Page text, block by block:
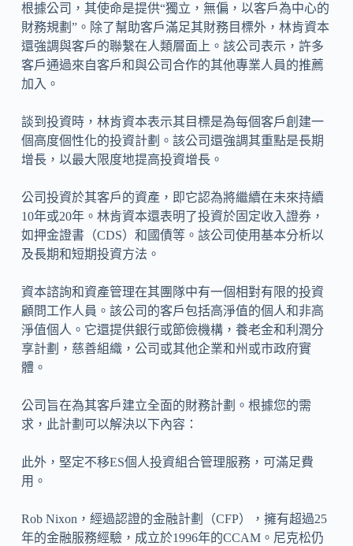
根據公司，其使命是提供“獨立，無偏，以客戶為中心的
財務規劃”。除了幫助客戶滿足其財務目標外，林肯資本
還強調與客戶的聯繫在人類層面上。該公司表示，許多
客戶通過來自客戶和與公司合作的其他專業人員的推薦
加入。
談到投資時，林肯資本表示其目標是為每個客戶創建一
個高度個性化的投資計劃。該公司還強調其重點是長期
增長，以最大限度地提高投資增長。
公司投資於其客戶的資產，即它認為將繼續在未來持續
10年或20年。林肯資本還表明了投資於固定收入證券，
如押金證書（CDS）和國債等。該公司使用基本分析以
及長期和短期投資方法。
資本諮詢和資產管理在其團隊中有一個相對有限的投資
顧問工作人員。該公司的客戶包括高淨值的個人和非高
淨值個人。它還提供銀行或節儉機構，養老金和利潤分
享計劃，慈善組織，公司或其他企業和州或市政府實
體。
公司旨在為其客戶建立全面的財務計劃。根據您的需
求，此計劃可以解決以下內容：
此外，堅定不移ES個人投資組合管理服務，可滿足費
用。
Rob Nixon，經過認證的金融計劃（CFP），擁有超過25
年的金融服務經驗，成立於1996年的CCAM。尼克松仍